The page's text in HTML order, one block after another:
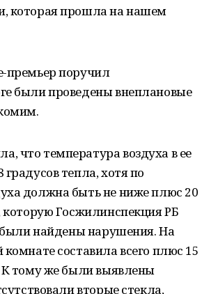
которая прошла на нашем
премьер поручил
были проведены внеплановые
что температура воздуха в ее
тепла, хотя по
должна быть не ниже плюс 20
которую Госжилинспекция РБ
были найдены нарушения. На
составила всего плюс 15
К тому же были выявлены
вторые стекла,